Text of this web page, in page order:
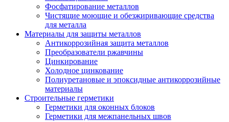
Фосфатирование металлов
Чистящие моющие и обезжиривающие средства
для металла
Материалы для защиты металлов
Антикоррозийная защита металлов
Преобразователи ржавчины
Цинкирование
Холодное цинкование
Полиуретановые и эпоксидные антикоррозийные
материалы
Строительные герметики
Герметики для оконных блоков
Герметики для межпанельных швов